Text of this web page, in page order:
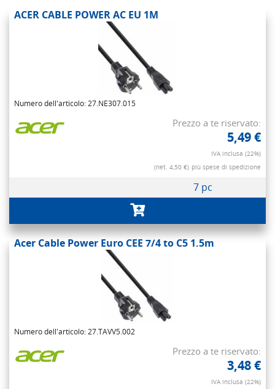
ACER CABLE POWER AC EU 1M
Numero dell'articolo: 27.NE307.015
Prezzo a te riservato:
5,49 €
IVA inclusa (22%)
(net. 4,50 €) più spese di spedizione
7 pc
Acer Cable Power Euro CEE 7/4 to C5 1.5m
Numero dell'articolo: 27.TAVV5.002
Prezzo a te riservato:
3,48 €
IVA inclusa (22%)